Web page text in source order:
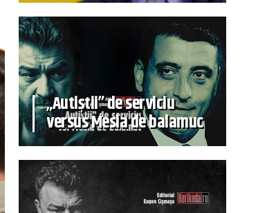
„Autiștii” de serviciu
versus Mesia de balamuc